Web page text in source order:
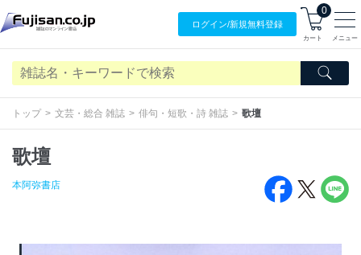
ログイン/新規無料登録
0
カート メニュー
トップ 文芸・総合 雑誌 俳句・短歌・詩 雑誌 歌壇
歌壇
本阿弥書店